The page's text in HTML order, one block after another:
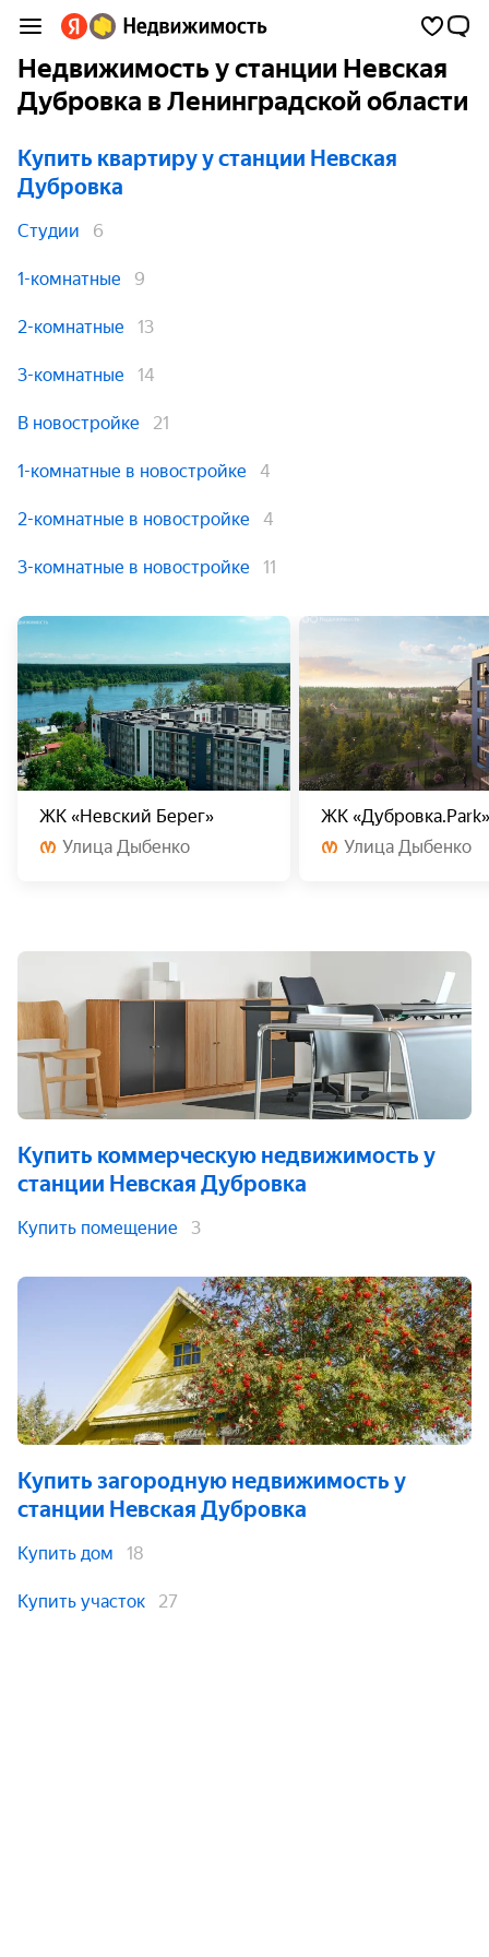
Недвижимость у станции Невская
Дубровка в Ленинградской области
Купить квартируу станции Невская
Дубровка
Студии 6
1-комнатные 9
2-комнатные 13
3-комнатные 14
В новостройке 21
1-комнатные в новостройке 4
2-комнатные в новостройке 4
3-комнатные в новостройке 11
ЖК «Невский Берег»
Улица Дыбенко
ЖК «Дубровка.Park»
Улица Дыбенко
Купить коммерческую недвижимость у
станции Невская Дубровка
Купить помещение 3
Купить загородную недвижимость у
станции Невская Дубровка
Купить дом 18
Купить участок 27